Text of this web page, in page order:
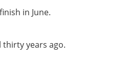
in June.
thirty years ago.